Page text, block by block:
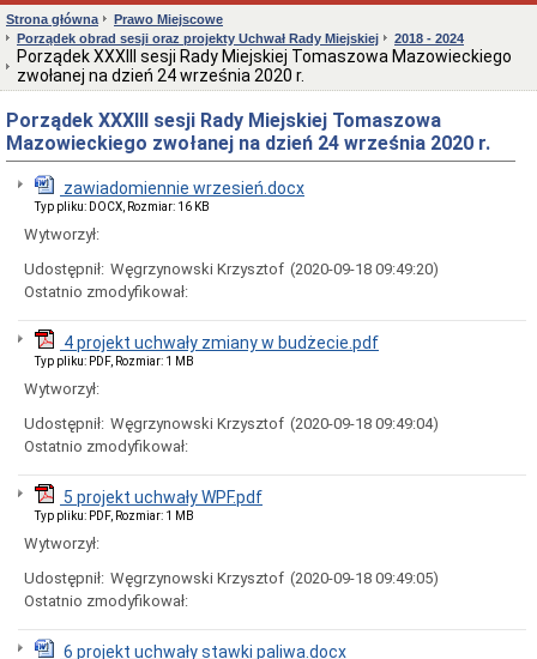
zastępcy
Rada
Miejska
2024-
Prezydium
Rady
Miejskiej
Dyżury
Biurze
Miejskiej
Składy
komisji
stałych
Rady
Miejskiej
Interpelacje
zapytania
obrad
sesji
Imienne
wykazy
Strona główna
Prawo Miejscowe
Porządek obrad sesji oraz projekty Uchwał Rady Miejskiej
2018 - 2024
Porządek XXXIII sesji Rady Miejskiej Tomaszowa Mazowieckiego
zwołanej na dzień 24 września 2020 r.
Porządek XXXIII sesji Rady Miejskiej Tomaszowa
Mazowieckiego zwołanej na dzień 24 września 2020 r.
zawiadomiennie wrzesień.docx
Typ pliku: DOCX, Rozmiar: 16 KB
Wytworzył:
Udostępnił: Węgrzynowski Krzysztof (2020-09-18 09:49:20)
Ostatnio zmodyfikował:
4 projekt uchwały zmiany w budżecie.pdf
Typ pliku: PDF, Rozmiar: 1 MB
Wytworzył:
Udostępnił: Węgrzynowski Krzysztof (2020-09-18 09:49:04)
Ostatnio zmodyfikował:
5 projekt uchwały WPF.pdf
Typ pliku: PDF, Rozmiar: 1 MB
Wytworzył:
Udostępnił: Węgrzynowski Krzysztof (2020-09-18 09:49:05)
Ostatnio zmodyfikował:
6 projekt uchwały stawki paliwa.docx